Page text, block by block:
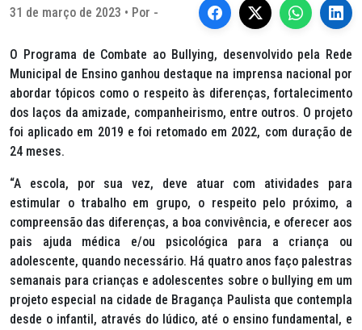
31 de março de 2023 • Por -
O Programa de Combate ao Bullying, desenvolvido pela Rede
Municipal de Ensino ganhou destaque na imprensa nacional por
abordar tópicos como o respeito às diferenças, fortalecimento
dos laços da amizade, companheirismo, entre outros. O projeto
foi aplicado em 2019 e foi retomado em 2022, com duração de
24 meses.
“A escola, por sua vez, deve atuar com atividades para
estimular o trabalho em grupo, o respeito pelo próximo, a
compreensão das diferenças, a boa convivência, e oferecer aos
pais ajuda médica e/ou psicológica para a criança ou
adolescente, quando necessário. Há quatro anos faço palestras
semanais para crianças e adolescentes sobre o bullying em um
projeto especial na cidade de Bragança Paulista que contempla
desde o infantil, através do lúdico, até o ensino fundamental, e